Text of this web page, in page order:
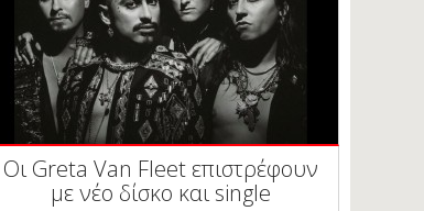
Οι Greta Van Fleet επιστρέφουν
με νέο δίσκο και single